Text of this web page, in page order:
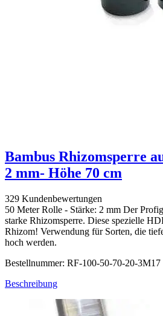
Bambus Rhizomsperre
2 mm- Höhe 70 cm
329 Kundenbewertungen
50 Meter Rolle - Stärke: 2 mm Der
starke Rhizomsperre. Diese spezielle
Rhizom! Verwendung für Sorten, die
hoch werden.
Bestellnummer: RF-100-50-70-20-3M17
Beschreibung